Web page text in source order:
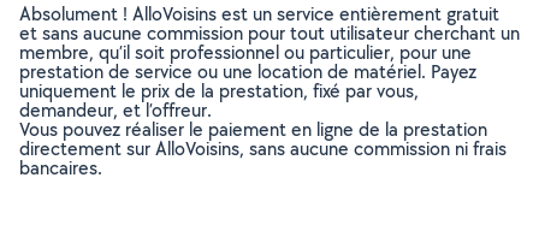
Absolument ! AlloVoisins est un service entièrement gratuit
et sans aucune commission pour tout utilisateur cherchant un
membre, qu’il soit professionnel ou particulier, pour une
prestation de service ou une location de matériel. Payez
uniquement le prix de la prestation, fixé par vous,
demandeur, et l’offreur.
Vous pouvez réaliser le paiement en ligne de la prestation
directement sur AlloVoisins, sans aucune commission ni frais
bancaires.